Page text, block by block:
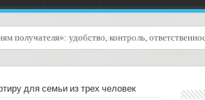
получателя»: удобство, контроль,
для семьи из трех человек